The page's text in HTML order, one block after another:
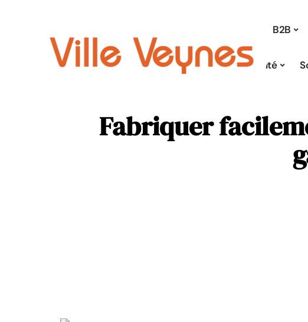
B2B
Parentalité
Fabriquer